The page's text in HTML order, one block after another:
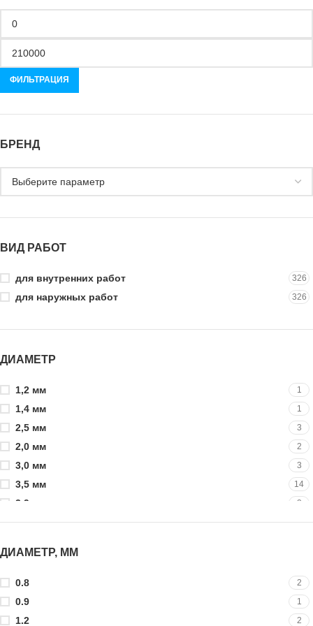
ФИЛЬТРАЦИЯ
БРЕНД
ВИД РАБОТ
для внутренних работ 326
для наружных работ 326
ДИАМЕТР
1,2 мм 1
1,4 мм 1
2,5 мм 3
2,0 мм 2
3,0 мм 3
3,5 мм 14
3,9 мм 2
4,8 мм 30
4,2 мм
5,5 мм 26
5,0 мм 2
6 мм 21
ДИАМЕТР, ММ
0.8 2
0.9 1
1.2 2